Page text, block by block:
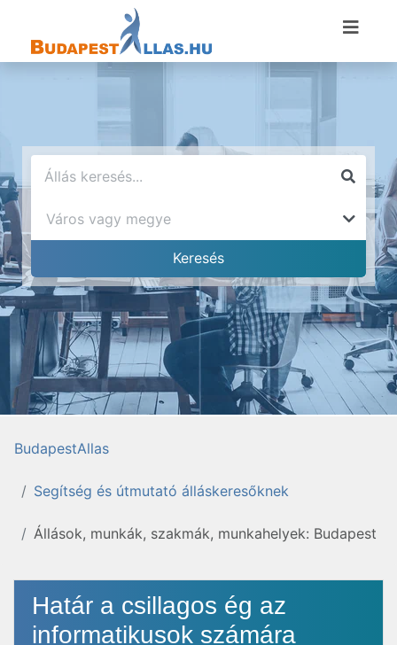
BudapestAllas
Segítség és útmutató álláskeresőknek
Állások, munkák, szakmák, munkahelyek: Budapest
Határ a csillagos ég az
informatikusok számára